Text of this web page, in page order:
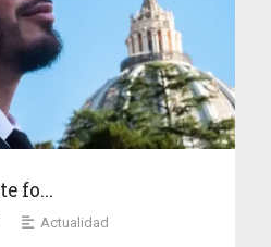
fo...
Actualidad